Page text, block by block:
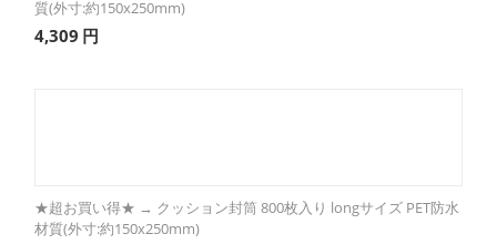
質(外寸:約150x250mm)
4,309 円
★超お買い得★ → クッション封筒 800枚入り longサイズ PET防水
材質(外寸:約150x250mm)